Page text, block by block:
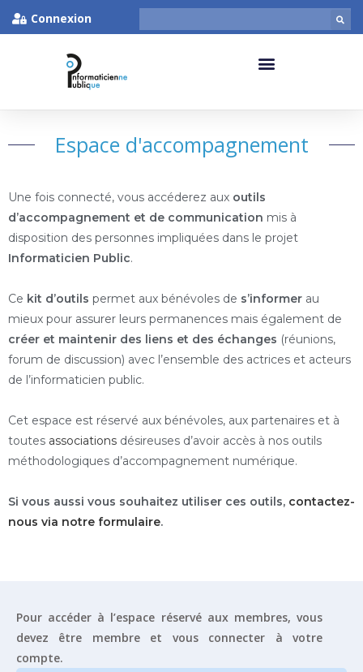
Connexion
Espace d'accompagnement
Une fois connecté, vous accéderez aux outils
d’accompagnement et de communication mis à
disposition des personnes impliquées dans le projet
Informaticien Public.
Ce kit d’outils permet aux bénévoles de s’informer au
mieux pour assurer leurs permanences mais également de
créer et maintenir des liens et des échanges (réunions,
forum de discussion) avec l’ensemble des actrices et acteurs
de l’informaticien public.
Cet espace est réservé aux bénévoles, aux partenaires et à
toutes associations désireuses d’avoir accès à nos outils
méthodologiques d’accompagnement numérique.
Si vous aussi vous souhaitez utiliser ces outils, contactez-
nous via notre formulaire.
Pour accéder à l’espace réservé aux membres, vous
devez être membre et vous connecter à votre
compte.